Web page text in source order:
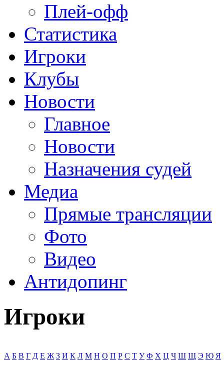
Плей-офф
Статистика
Игроки
Клубы
Новости
Главное
Новости
Назначения судей
Медиа
Прямые трансляции
Фото
Видео
Антидопинг
Игроки
А Б В Г Д Е Ж З И К Л М Н О П Р С Т У Ф Х Ц Ч Ш Щ Э Ю Я